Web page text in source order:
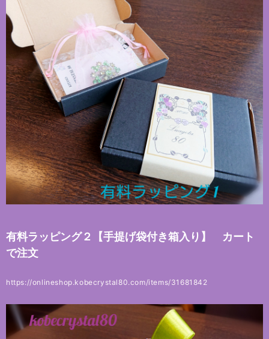
有料ラッピング２【手提げ袋付き箱入り】 カート
で注文
https://onlineshop.kobecrystal80.com/items/31681842